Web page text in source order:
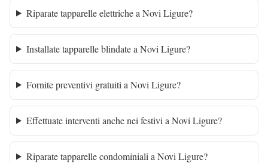
Riparate tapparelle elettriche a Novi Ligure?
Installate tapparelle blindate a Novi Ligure?
Fornite preventivi gratuiti a Novi Ligure?
Effettuate interventi anche nei festivi a Novi Ligure?
Riparate tapparelle condominiali a Novi Ligure?